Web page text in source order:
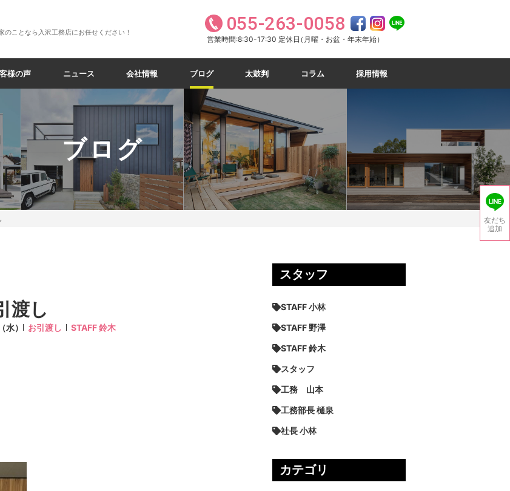
のことなら入沢工務店にお任せください！ 055-263-0058
営業時間:8:30-17:30 定休日（月曜・お盆・年末年始）
様の声 ニュース 会社情報 ブログ 太鼓判 コラム 採用情報
ブログ
渡し
） お引渡し STAFF 鈴木
スタッフ
STAFF 小林
STAFF 野澤
STAFF 鈴木
スタッフ
工務 山本
工務部長 樋泉
社長 小林
カテゴリ
友だち
追加